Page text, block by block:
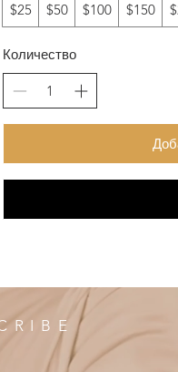
$25 $50 $100 $150
Количество